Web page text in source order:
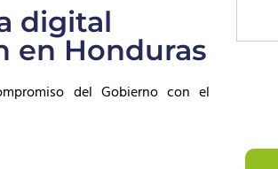
digital
en Honduras
del Gobierno con el